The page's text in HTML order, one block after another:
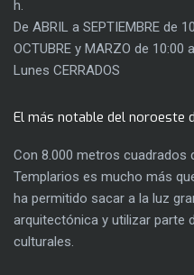
h.
De ABRIL a SEPTIEMBRE de
OCTUBRE y MARZO de 10:00
Lunes CERRADOS
El más notable del noroeste
Con 8.000 metros cuadrados
Templarios es mucho más
ha permitido sacar a la luz
arquitectónica y utilizar parte
culturales.